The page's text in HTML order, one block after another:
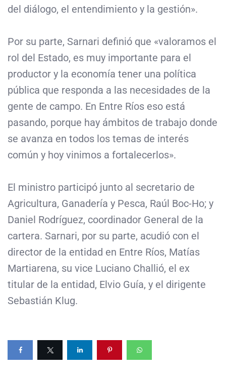
del diálogo, el entendimiento y la gestión».
Por su parte, Sarnari definió que «valoramos el
rol del Estado, es muy importante para el
productor y la economía tener una política
pública que responda a las necesidades de la
gente de campo. En Entre Ríos eso está
pasando, porque hay ámbitos de trabajo donde
se avanza en todos los temas de interés
común y hoy vinimos a fortalecerlos».
El ministro participó junto al secretario de
Agricultura, Ganadería y Pesca, Raúl Boc-Ho; y
Daniel Rodríguez, coordinador General de la
cartera. Sarnari, por su parte, acudió con el
director de la entidad en Entre Ríos, Matías
Martiarena, su vice Luciano Challió, el ex
titular de la entidad, Elvio Guía, y el dirigente
Sebastián Klug.